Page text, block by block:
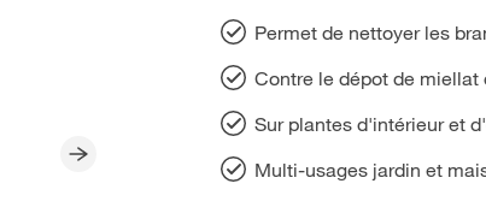
Permet de nettoyer les
Contre le dépot de miellat
Sur plantes d'intérieur et
Multi-usages jardin et